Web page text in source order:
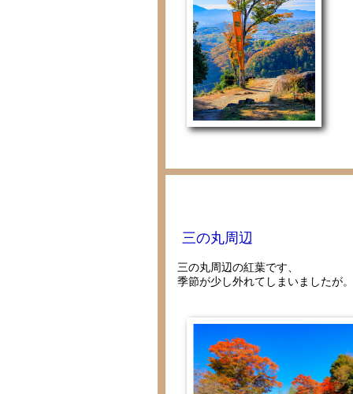
三の丸周辺
三の丸周辺の紅葉です、
季節が少し外れてしまいましたが。